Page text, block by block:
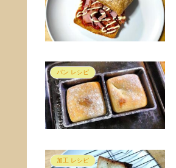
パン レシピ
加工 レシピ